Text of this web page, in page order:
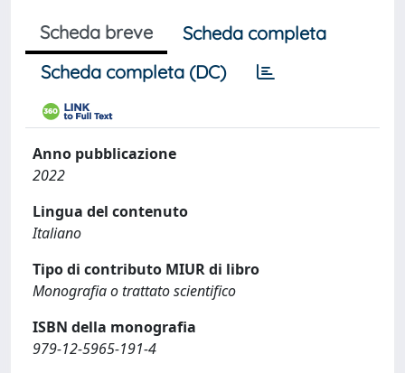
Scheda breve
Scheda completa
Scheda completa (DC)
Anno pubblicazione
2022
Lingua del contenuto
Italiano
Tipo di contributo MIUR di libro
Monografia o trattato scientifico
ISBN della monografia
979-12-5965-191-4